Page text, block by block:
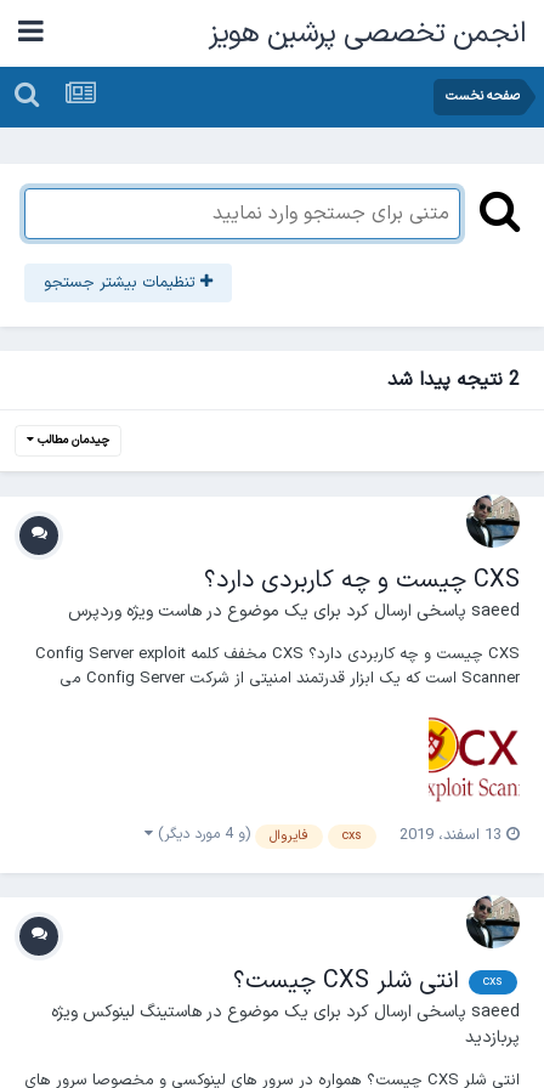
انجمن تخصصی پرشین هویز
صفحه نخست
تنظیمات بیشتر جستجو
2 نتیجه پیدا شد
چیدمان مطالب
CXS چیست و چه کاربردی دارد؟
saeed پاسخی ارسال کرد برای یک موضوع در هاست ویژه وردپرس
CXS چیست و چه کاربردی دارد؟ CXS مخفف کلمه Config Server exploit
Scanner است که یک ابزار قدرتمند امنیتی از شرکت Config Server می
امنیت در هاستینگ یک مسأله اساسی است. در واقع این محصول یک نوع
فایروال و آنتی ویروس محسوب می شود که با ا...
13 اسفند، 2019 cxs فایروال (و 4 مورد دیگر)
cxs انتی شلر CXS چیست؟
saeed پاسخی ارسال کرد برای یک موضوع در هاستینگ لینوکس ویژه
پربازدید
انتی شلر CXS چیست؟ همواره در سرور های لینوکسی و مخصوصا سرور های